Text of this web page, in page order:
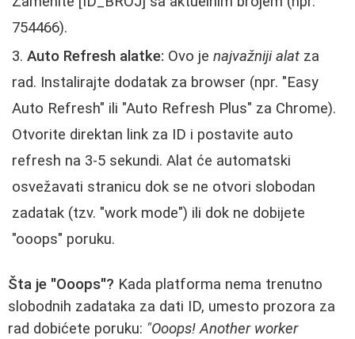
754466).
Auto Refresh alatke: Ovo je najvažniji alat za
rad. Instalirajte dodatak za browser (npr. "Easy
Auto Refresh" ili "Auto Refresh Plus" za Chrome).
Otvorite direktan link za ID i postavite auto
refresh na 3-5 sekundi. Alat će automatski
osvežavati stranicu dok se ne otvori slobodan
zadatak (tzv. "work mode") ili dok ne dobijete
"ooops" poruku.
Šta je "Ooops"? Kada platforma nema trenutno
slobodnih zadataka za dati ID, umesto prozora za
rad dobićete poruku: "Ooops! Another worker